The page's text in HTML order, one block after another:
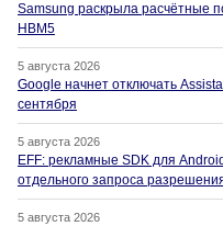
Samsung раскрыла расчётные
HBM5
5 августа 2026
Google начнет отключать
сентября
5 августа 2026
EFF: рекламные SDK для
отдельного запроса
5 августа 2026